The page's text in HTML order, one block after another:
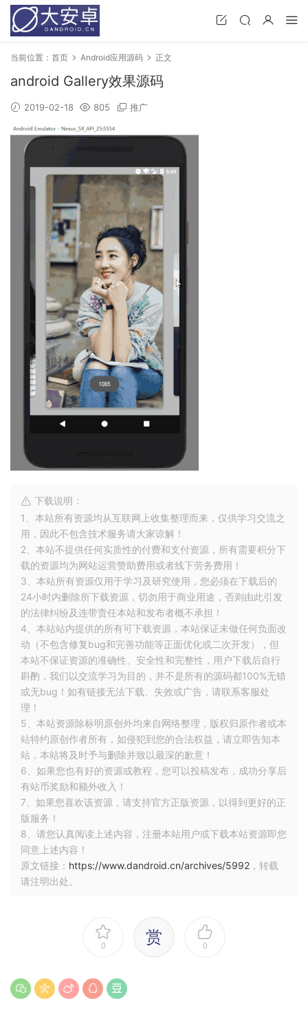
当前位置： 首页 Android应用源码 正文
android Gallery效果源码
2019-02-18 805 推广
下载说明：
1、本站所有资源均从互联网上收集整理而来，仅供学习交流之
用，因此不包含技术服务请大家谅解！
2、本站不提供任何实质性的付费和支付资源，所有需要积分下
载的资源均为网站运营赞助费用或者线下劳务费用！
3、本站所有资源仅用于学习及研究使用，您必须在下载后的
24小时内删除所下载资源，切勿用于商业用途，否则由此引发
的法律纠纷及连带责任本站和发布者概不承担！
4、本站站内提供的所有可下载资源，本站保证未做任何负面改
动（不包含修复bug和完善功能等正面优化或二次开发），但
本站不保证资源的准确性、安全性和完整性，用户下载后自行
斟酌，我们以交流学习为目的，并不是所有的源码都100%无错
或无bug！如有链接无法下载、失效或广告，请联系客服处
理！
5、本站资源除标明原创外均来自网络整理，版权归原作者或本
站特约原创作者所有，如侵犯到您的合法权益，请立即告知本
站，本站将及时予与删除并致以最深的歉意！
6、如果您也有好的资源或教程，您可以投稿发布，成功分享后
有站币奖励和额外收入！
7、如果您喜欢该资源，请支持官方正版资源，以得到更好的正
版服务！
8、请您认真阅读上述内容，注册本站用户或下载本站资源即您
同意上述内容！
原文链接： https://www.dandroid.cn/archives/5992 ，转载
请注明出处。
0 赏 0